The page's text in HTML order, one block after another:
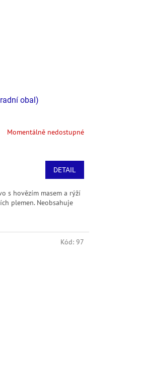
obal)
Momentálně nedostupné
DETAIL
s hovězím masem a rýží
plemen. Neobsahuje
Kód: 97